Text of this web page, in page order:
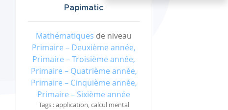
Papimatic
Mathématiques de niveau
Primaire – Deuxième année,
Primaire – Troisième année,
Primaire – Quatrième année,
Primaire – Cinquième année,
Primaire – Sixième année
Tags : application, calcul mental